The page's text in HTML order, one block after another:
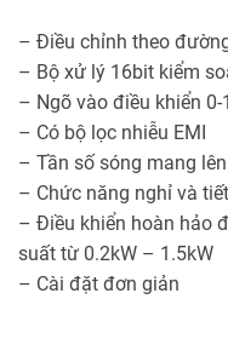
– Điều chỉnh theo
– Bộ xử lý 16bit kiểm
– Ngõ vào điều khiển
– Có bộ lọc nhiễu EMI
– Tần số sóng mang
– Chức năng nghỉ và
– Điều khiển hoàn hảo
suất từ 0.2kW – 1.5kW
– Cài đặt đơn giản